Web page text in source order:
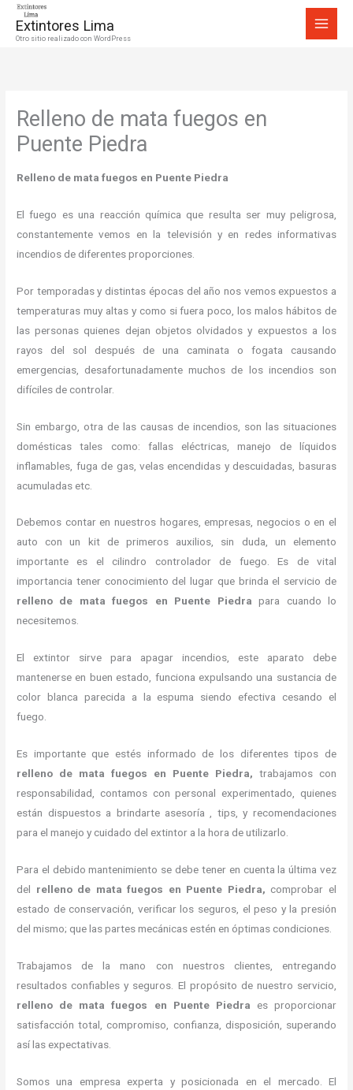
Extintores Lima
Otro sitio realizado con WordPress
Relleno de mata fuegos en
Puente Piedra
Relleno de mata fuegos en Puente Piedra
El fuego es una reacción química que resulta ser muy peligrosa,
constantemente vemos en la televisión y en redes informativas
incendios de diferentes proporciones.
Por temporadas y distintas épocas del año nos vemos expuestos a
temperaturas muy altas y como si fuera poco, los malos hábitos de
las personas quienes dejan objetos olvidados y expuestos a los
rayos del sol después de una caminata o fogata causando
emergencias, desafortunadamente muchos de los incendios son
difíciles de controlar.
Sin embargo, otra de las causas de incendios, son las situaciones
domésticas tales como: fallas eléctricas, manejo de líquidos
inflamables, fuga de gas, velas encendidas y descuidadas, basuras
acumuladas etc.
Debemos contar en nuestros hogares, empresas, negocios o en el
auto con un kit de primeros auxilios, sin duda, un elemento
importante es el cilindro controlador de fuego. Es de vital
importancia tener conocimiento del lugar que brinda el servicio de
relleno de mata fuegos en Puente Piedrapara cuando lo
necesitemos.
El extintor sirve para apagar incendios, este aparato debe
mantenerse en buen estado, funciona expulsando una sustancia de
color blanca parecida a la espuma siendo efectiva cesando el
fuego.
Es importante que estés informado de los diferentes tipos de
relleno de mata fuegos en Puente Piedra, trabajamos con
responsabilidad, contamos con personal experimentado, quienes
están dispuestos a brindarte asesoría , tips, y recomendaciones
para el manejo y cuidado del extintor a la hora de utilizarlo.
Para el debido mantenimiento se debe tener en cuenta la última vez
del relleno de mata fuegos en Puente Piedra, comprobar el
estado de conservación, verificar los seguros, el peso y la presión
del mismo; que las partes mecánicas estén en óptimas condiciones.
Trabajamos de la mano con nuestros clientes, entregando
resultados confiables y seguros. El propósito de nuestro servicio,
relleno de mata fuegos en Puente Piedra es proporcionar
satisfacción total, compromiso, confianza, disposición, superando
así las expectativas.
Somos una empresa experta y posicionada en el mercado. El